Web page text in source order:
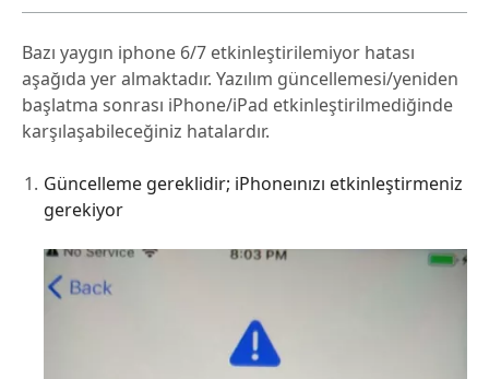
Bazı yaygın iphone 6/7 etkinleştirilemiyor hatası
aşağıda yer almaktadır. Yazılım güncellemesi/yeniden
başlatma sonrası iPhone/iPad etkinleştirilmediğinde
karşılaşabileceğiniz hatalardır.
Güncelleme gereklidir; iPhoneınızı etkinleştirmeniz
gerekiyor